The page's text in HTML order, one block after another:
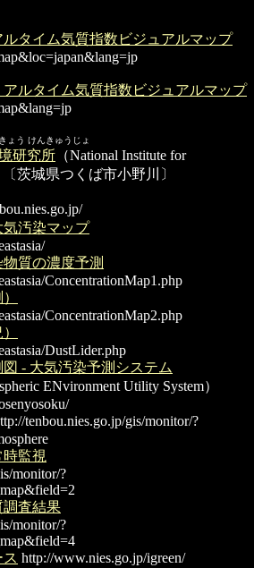
タイム気質指数ビジュアルマップ
ルタイム気質指数ビジュアルマップ
ょう けんきゅうじょ
研究所 （National Institute for
〔茨城県つくば市小野川〕
汚染マップ
質の濃度予測
ConcentrationMap1.php
ConcentrationMap2.php
DustLider.php
- 大気汚染予測システム
ENvironment Utility System）
tenbou.nies.go.jp/gis/monitor/?
監視
monitor/?
調査結果
monitor/?
http://www.nies.go.jp/igreen/